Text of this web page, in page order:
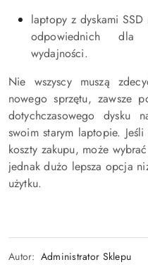
laptopy z dyskami
odpowiednich dla
wydajności.
Nie wszyscy muszą
nowego sprzętu, zawsze
dotychczasowego dysku
swoim starym laptopie.
koszty zakupu, może
jednak dużo lepsza opcja
użytku.
Autor: Administrator Sklepu